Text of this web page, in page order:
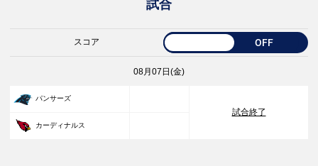
試合
スコア OFF
08月07日(金)
パンサーズ
試合終了
カーディナルス